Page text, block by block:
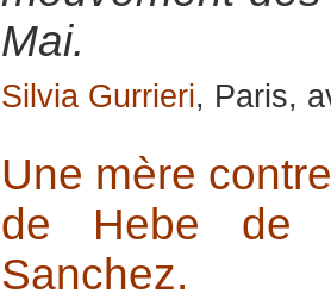
Mai.
Silvia Gurrieri, Paris,
Une mère
de Hebe de
Sanchez.